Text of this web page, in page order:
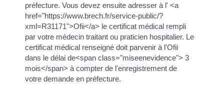
préfecture. Vous devez ensuite adresser à l' <a
href="https://www.brech.fr/service-public/?
xml=R31171">Ofii</a> le certificat médical rempli
par votre médecin traitant ou praticien hospitalier. Le
certificat médical renseigné doit parvenir à l'Ofii
dans le délai de<span class="miseenevidence"> 3
mois</span> à compter de l'enregistrement de
votre demande en préfecture.